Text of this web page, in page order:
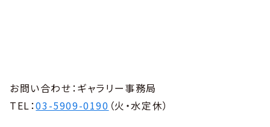
お問い合わせ：ギャラリー事務局
TEL：03-5909-0190 （火・水定休）